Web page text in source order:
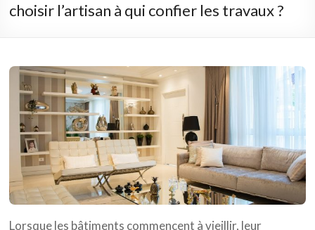
choisir l’artisan à qui confier les travaux ?
Lorsque les bâtiments commencent à vieillir, leur